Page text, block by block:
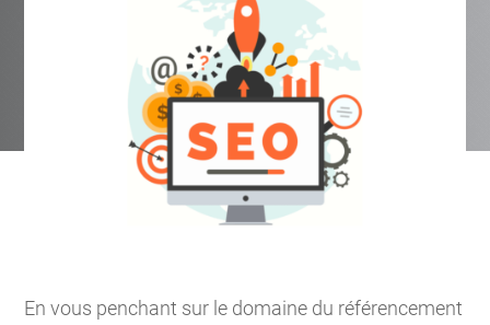
En vous penchant sur le domaine du référencement